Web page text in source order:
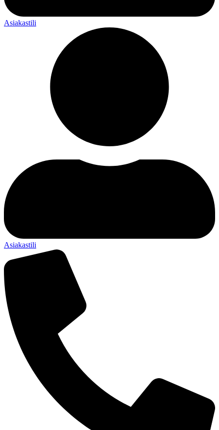
Asiakastili
Asiakastili